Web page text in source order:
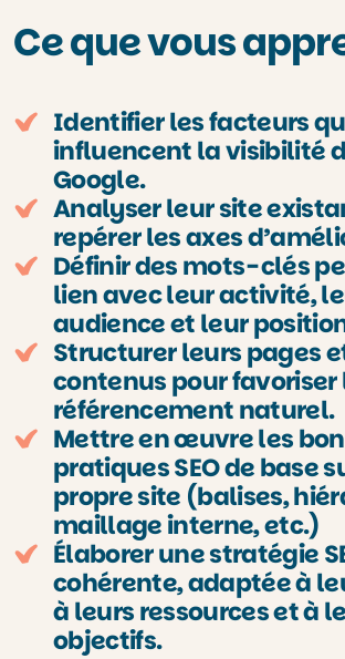
Ce que vous
Identifier les facteurs
influencent la visibilité
Google.
Analyser leur site
repérer les axes
Définir des mots-clés
lien avec leur activité,
audience et leur
Structurer leurs pages
contenus pour favoriser
référencement naturel.
Mettre en œuvre les
pratiques SEO de base
propre site (balises,
maillage interne, etc.)
Élaborer une stratégie
cohérente, adaptée à
à leurs ressources et à
objectifs.